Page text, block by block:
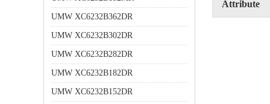
UMW XC6232B362DR
UMW XC6232B302DR
UMW XC6232B282DR
UMW XC6232B182DR
UMW XC6232B152DR
Attribute